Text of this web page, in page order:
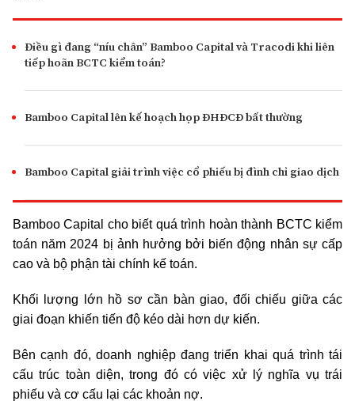
Điều gì đang “níu chân” Bamboo Capital và Tracodi khi liên
tiếp hoãn BCTC kiểm toán?
Bamboo Capital lên kế hoạch họp ĐHĐCĐ bất thường
Bamboo Capital giải trình việc cổ phiếu bị đình chỉ giao dịch
Bamboo Capital cho biết quá trình hoàn thành BCTC kiểm
toán năm 2024 bị ảnh hưởng bởi biến động nhân sự cấp
cao và bộ phận tài chính kế toán.
Khối lượng lớn hồ sơ cần bàn giao, đối chiếu giữa các
giai đoạn khiến tiến độ kéo dài hơn dự kiến.
Bên cạnh đó, doanh nghiệp đang triển khai quá trình tái
cấu trúc toàn diện, trong đó có việc xử lý nghĩa vụ trái
phiếu và cơ cấu lại các khoản nợ.